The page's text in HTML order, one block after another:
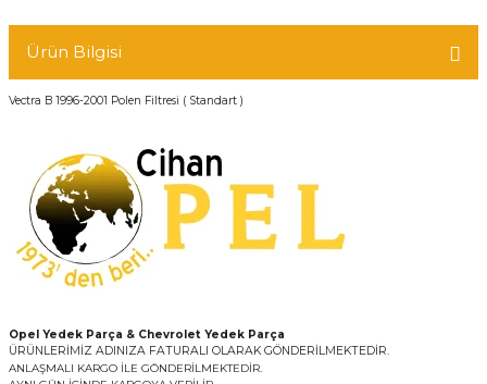
Ürün Bilgisi
Vectra B 1996-2001 Polen Filtresi ( Standart )
Opel Yedek Parça & Chevrolet Yedek Parça
ÜRÜNLERİMİZ ADINIZA FATURALI OLARAK GÖNDERİLMEKTEDİR.
ANLAŞMALI KARGO İLE GÖNDERİLMEKTEDİR.